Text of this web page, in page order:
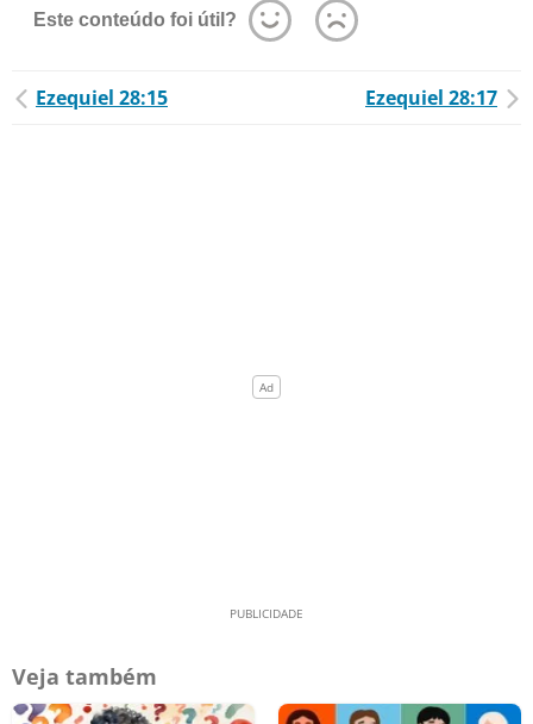
Este conteúdo foi útil?
Ezequiel 28:15 Ezequiel 28:17
Veja também